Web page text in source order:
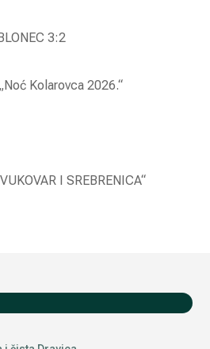
3:2
Kolarovca 2026.“
I SREBRENICA“